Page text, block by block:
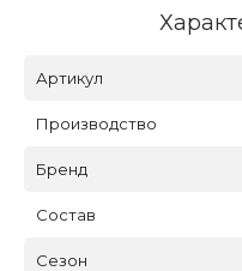
Артикул
Производство
Бренд
Состав
Сезон